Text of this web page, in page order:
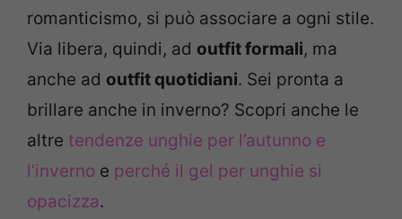
romanticismo, si può associare a ogni stile.
Via libera, quindi, ad outfit formali, ma
anche ad outfit quotidiani. Sei pronta a
brillare anche in inverno? Scopri anche le
altre tendenze unghie per l’autunno e
l’inverno e perché il gel per unghie si
opacizza.